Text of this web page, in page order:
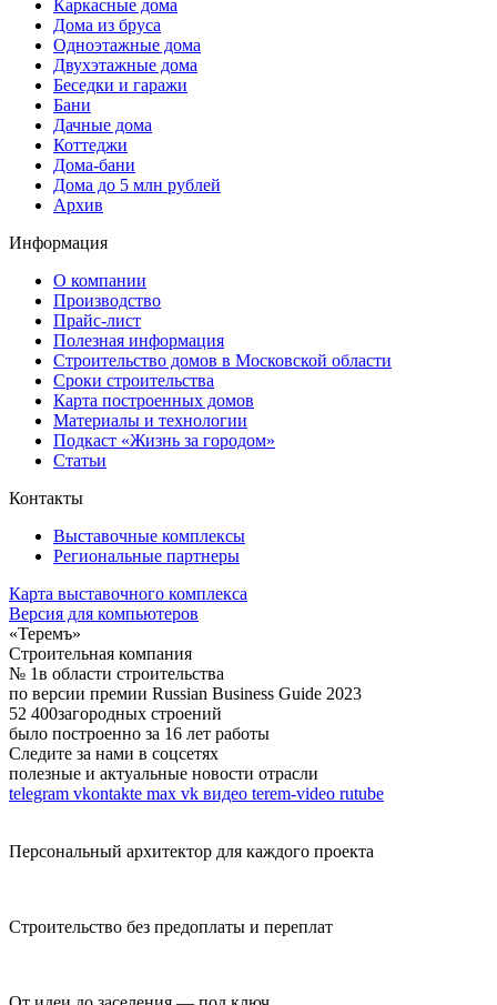
Каркасные дома
Дома из бруса
Одноэтажные дома
Двухэтажные дома
Беседки и гаражи
Бани
Дачные дома
Коттеджи
Дома-бани
Дома до 5 млн рублей
Архив
Информация
О компании
Производство
Прайс-лист
Полезная информация
Строительство домов в Московской области
Сроки строительства
Карта построенных домов
Материалы и технологии
Подкаст «Жизнь за городом»
Статьи
Контакты
Выставочные комплексы
Региональные партнеры
Карта выставочного комплекса
Версия для компьютеров
«Теремъ»
Строительная компания
№ 1в области строительства
по версии премии Russian Business Guide 2023
52 400загородных строений
было построенно за 16 лет работы
Следите за нами в соцсетях
полезные и актуальные новости отрасли
telegram vkontakte max vk видео terem-video rutube
Персональный архитектор для каждого проекта
Строительство без предоплаты и переплат